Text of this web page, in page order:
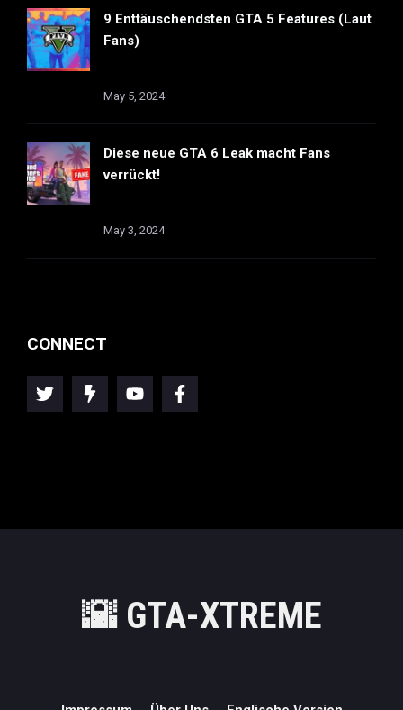
9 Enttäuschendsten GTA 5 Features (Laut
Fans)
May 5, 2024
Diese neue GTA 6 Leak macht Fans
verrückt!
May 3, 2024
CONNECT
🌇GTA-XTREME